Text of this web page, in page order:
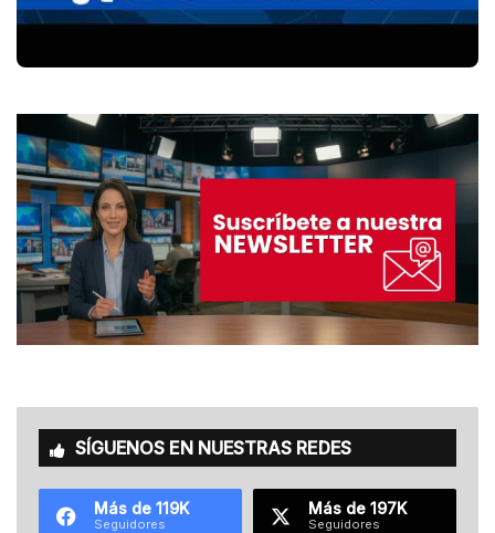
SÍGUENOS EN NUESTRAS REDES
Más de 119K
Seguidores
Más de 197K
Seguidores